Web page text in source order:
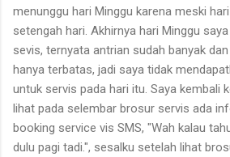
menunggu hari Minggu karena meski
setengah hari. Akhirnya hari Minggu
sevis, ternyata antrian sudah banyak
hanya terbatas, jadi saya tidak
untuk servis pada hari itu. Saya kembali
lihat pada selembar brosur servis ada
booking service vis SMS, "Wah kalau
dulu pagi tadi.", sesalku setelah lihat